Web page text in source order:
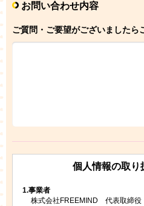
お問い合わせ内容
ご質問・ご要望がございましたら
個人情報の取り
1.事業者
株式会社FREEMIND 代表取締